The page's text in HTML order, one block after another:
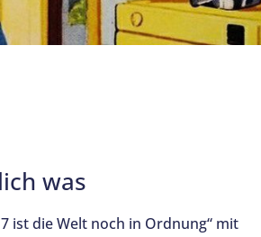
was
ist die Welt noch in Ordnung“ mit